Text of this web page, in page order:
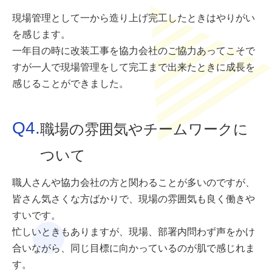
現場管理として一から造り上げ完工したときはやりがい
を感じます。
一年目の時に改装工事を協力会社のご協力あってこそで
すが一人で現場管理をして完工まで出来たときに成長を
感じることができました。
Q4.職場の雰囲気やチームワークに
ついて
職人さんや協力会社の方と関わることが多いのですが、
皆さん気さくな方ばかりで、現場の雰囲気も良く働きや
すいです。
忙しいときもありますが、現場、部署内問わず声をかけ
合いながら、同じ目標に向かっているのが肌で感じれま
す。